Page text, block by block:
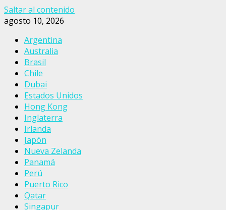
Saltar al contenido
agosto 10, 2026
Argentina
Australia
Brasil
Chile
Dubai
Estados Unidos
Hong Kong
Inglaterra
Irlanda
Japón
Nueva Zelanda
Panamá
Perú
Puerto Rico
Qatar
Singapur